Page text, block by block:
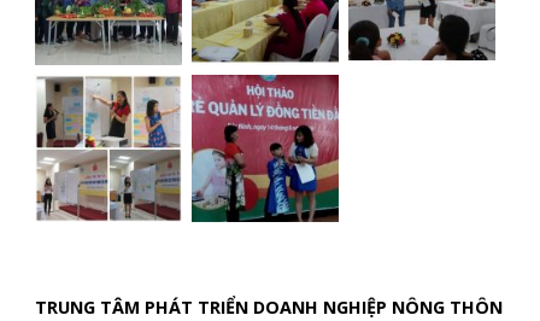
định
20/2017-
QĐ-
TTg)"
TRUNG TÂM PHÁT TRIỂN DOANH NGHIỆP NÔNG THÔN